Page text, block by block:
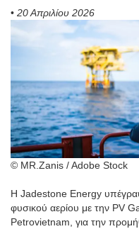
• 20 Απριλίου 2026
© MR.Zanis / Adobe Stock
Η Jadestone Energy
φυσικού αερίου με την PV
Petrovietnam, για την